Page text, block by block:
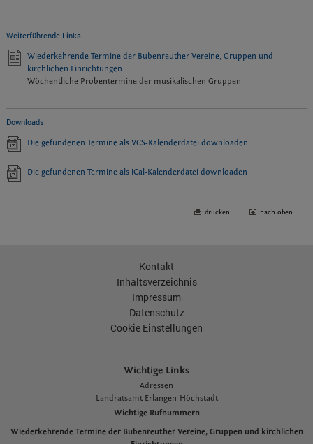
Weiterführende Links
Wiederkehrende Termine der Bubenreuther Vereine, Gruppen und
kirchlichen Einrichtungen
Wöchentliche Probentermine der musikalischen Gruppen
Downloads
Die gefundenen Termine als VCS-Kalenderdatei downloaden
Die gefundenen Termine als iCal-Kalenderdatei downloaden
drucken nach oben
Kontakt
Inhaltsverzeichnis
Impressum
Datenschutz
Cookie Einstellungen
Wichtige Links
Adressen
Landratsamt Erlangen-Höchstadt
Wichtige Rufnummern
Wiederkehrende Termine der Bubenreuther Vereine, Gruppen und kirchlichen